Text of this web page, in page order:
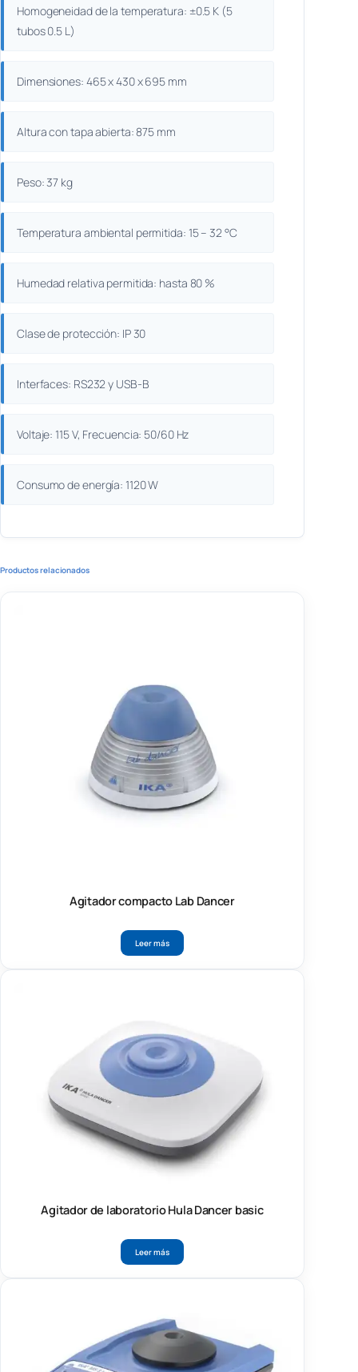
Homogeneidad de la temperatura: ±0.5 K (5
tubos 0.5 L)
Dimensiones: 465 x 430 x 695 mm
Altura con tapa abierta: 875 mm
Peso: 37 kg
Temperatura ambiental permitida: 15 – 32 °C
Humedad relativa permitida: hasta 80 %
Clase de protección: IP 30
Interfaces: RS232 y USB-B
Voltaje: 115 V, Frecuencia: 50/60 Hz
Consumo de energía: 1120 W
Productos relacionados
Agitador compacto Lab Dancer
Leer más
Agitador de laboratorio Hula Dancer basic
Leer más